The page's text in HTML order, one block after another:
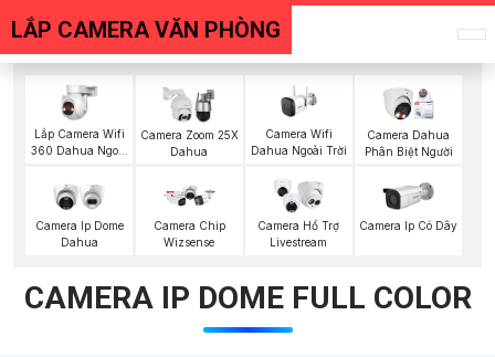
LẮP CAMERA VĂN PHÒNG
Lắp Camera Wifi
360 Dahua Ngoài
Camera Zoom 25X
Dahua
Camera Wifi
Dahua Ngoài Trời
Camera Dahua
Phân Biệt Người
Camera Ip Dome
Dahua
Camera Chip
Wizsense
Camera Hổ Trợ
Livestream
Camera Ip Có Dây
CAMERA IP DOME FULL COLOR